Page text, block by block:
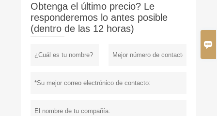

Obtenga el último precio? Le
responderemos lo antes posible
(dentro de las 12 horas)